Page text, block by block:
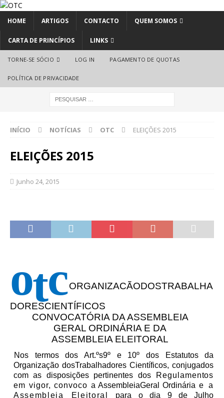
HOME ARTIGOS CONTACTO QUEM SOMOS
CARTA DE PRINCÍPIOS LINKS
TORNE-SE SÓCIO LOG IN PAGAMENTO DE QUOTAS
POLÍTICA DE PRIVACIDADE
INÍCIO NOTÍCIAS OTC ELEIÇÕES 2015
ELEIÇÕES 2015
Junho 24, 2015
otcORGANIZACÃODOSTRABALHA
DORESCIENTÍFICOS
CONVOCATÓRIA DA ASSEMBLEIA
GERAL ORDINÁRIA E DA
ASSEMBLEIA ELEITORAL
Nos termos dos Art.ºs9º e 10º dos Estatutos da
Organização dosTrabalhadores Científicos, conjugados
com as disposições pertinentes dosRegulamentos
em vigor, convoco a AssembleiaGeral Ordinária e a
Assembleia Eleitoral para o dia 9de Julho